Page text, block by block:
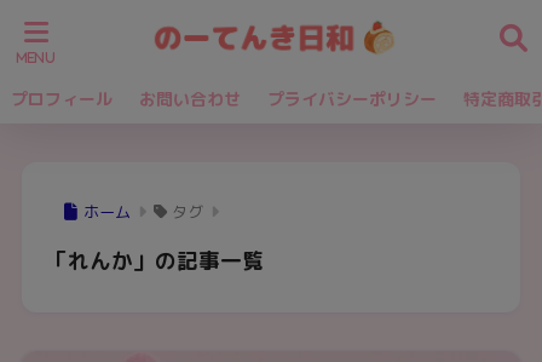
プロフィール お問い合わせ プライバシーポリシー 特定商取
ホーム タグ
「れんか」の記事一覧